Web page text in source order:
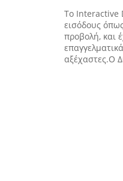
Το Interactive
εισόδους
προβολή, και
αξέχαστες.Ο